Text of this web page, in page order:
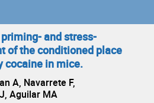
and stress-
of the conditioned place
cocaine in mice.
A, Navarrete F,
Aguilar MA